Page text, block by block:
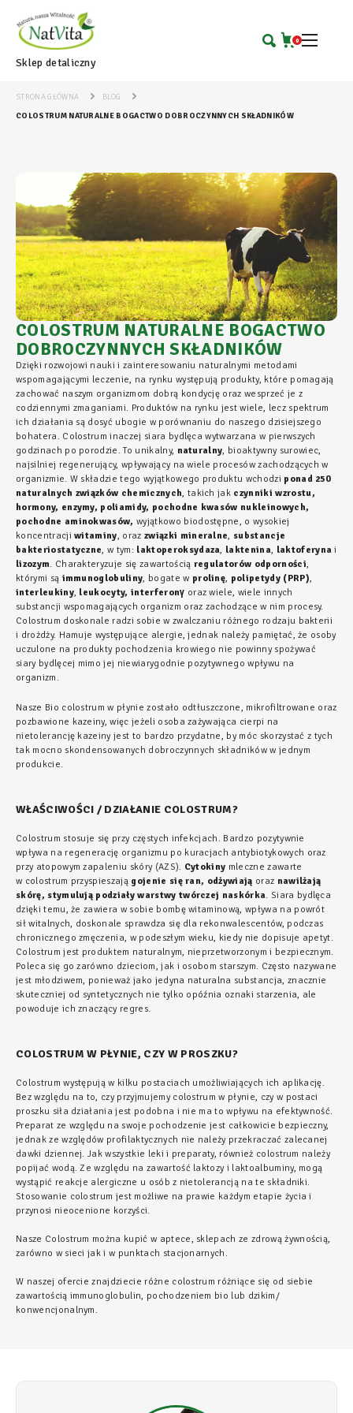
Sklep detaliczny
0
STRONA GŁÓWNA
BLOG
COLOSTRUM NATURALNE BOGACTWO DOBROCZYNNYCH SKŁADNIKÓW
COLOSTRUM NATURALNE BOGACTWO
DOBROCZYNNYCH SKŁADNIKÓW
Dzięki rozwojowi nauki i zainteresowaniu naturalnymi metodami
wspomagającymi leczenie, na rynku występują produkty, które pomagają
zachować naszym organizmom dobrą kondycję oraz wesprzeć je z
codziennymi zmaganiami. Produktów na rynku jest wiele, lecz spektrum
ich działania są dosyć ubogie w porównaniu do naszego dzisiejszego
bohatera. Colostrum inaczej siara bydlęca wytwarzana w pierwszych
godzinach po porodzie. To unikalny, naturalny, bioaktywny surowiec,
najsilniej regenerujący, wpływający na wiele procesów zachodzących w
organizmie. W składzie tego wyjątkowego produktu wchodzi ponad 250
naturalnych związków chemicznych, takich jak czynniki wzrostu,
hormony, enzymy, poliamidy, pochodne kwasów nukleinowych,
pochodne aminokwasów, wyjątkowo biodostępne, o wysokiej
koncentracjiwitaminy, oraz związki mineralne, substancje
bakteriostatyczne, w tym: laktoperoksydaza, laktenina, laktoferyna i
lizozym. Charakteryzuje się zawartością regulatorów odporności,
którymi są immunoglobuliny, bogate w prolinę, polipetydy (PRP),
interleukiny, leukocyty, interferonγ oraz wiele, wiele innych
substancji wspomagających organizm oraz zachodzące w nim procesy.
Colostrum doskonale radzi sobie w zwalczaniu różnego rodzaju bakterii
i drożdży. Hamuje występujące alergie, jednak należy pamiętać, że osoby
uczulone na produkty pochodzenia krowiego nie powinny spożywać
siary bydlęcej mimo jej niewiarygodnie pozytywnego wpływu na
organizm.
Nasze Bio colostrum w płynie zostało odtłuszczone, mikrofiltrowane oraz
pozbawione kazeiny, więc jeżeli osoba zażywająca cierpi na
nietolerancję kazeiny jest to bardzo przydatne, by móc skorzystać z tych
tak mocno skondensowanych dobroczynnych składników w jednym
produkcie.
WŁAŚCIWOŚCI / DZIAŁANIE COLOSTRUM?
Colostrum stosuje się przy częstych infekcjach. Bardzo pozytywnie
wpływa na regenerację organizmu po kuracjach antybiotykowych oraz
przy atopowym zapaleniu skóry (AZS). Cytokiny mleczne zawarte
w colostrum przyspieszają gojenie się ran, odżywiają oraz nawilżają
skórę, stymulują podziały warstwy twórczej naskórka. Siara bydlęca
dzięki temu, że zawiera w sobie bombę witaminową, wpływa na powrót
sił witalnych, doskonale sprawdza się dla rekonwalescentów, podczas
chronicznego zmęczenia, w podeszłym wieku, kiedy nie dopisuje apetyt.
Colostrum jest produktem naturalnym, nieprzetworzonym i bezpiecznym.
Poleca się go zarówno dzieciom, jak i osobom starszym. Często nazywane
jest młodziwem, ponieważ jako jedyna naturalna substancja, znacznie
skuteczniej od syntetycznych nie tylko opóźnia oznaki starzenia, ale
powoduje ich znaczący regres.
COLOSTRUM W PŁYNIE, CZY W PROSZKU?
Colostrum występują w kilku postaciach umożliwiających ich aplikację.
Bez względu na to, czy przyjmujemy colostrum w płynie, czy w postaci
proszku siła działania jest podobna i nie ma to wpływu na efektywność.
Preparat ze względu na swoje pochodzenie jest całkowicie bezpieczny,
jednak ze względów profilaktycznych nie należy przekraczać zalecanej
dawki dziennej. Jak wszystkie leki i preparaty, również colostrum należy
popijać wodą. Ze względu na zawartość laktozy i laktoalbuminy, mogą
wystąpić reakcje alergiczne u osób z nietolerancją na te składniki.
Stosowanie colostrum jest możliwe na prawie każdym etapie życia i
przynosi nieocenione korzyści.
Nasze Colostrum można kupić w aptece, sklepach ze zdrową żywnością,
zarówno w sieci jak i w punktach stacjonarnych.
W naszej ofercie znajdziecie różne colostrum różniące się od siebie
zawartością immunoglobulin, pochodzeniem bio lub dzikim/
konwencjonalnym.